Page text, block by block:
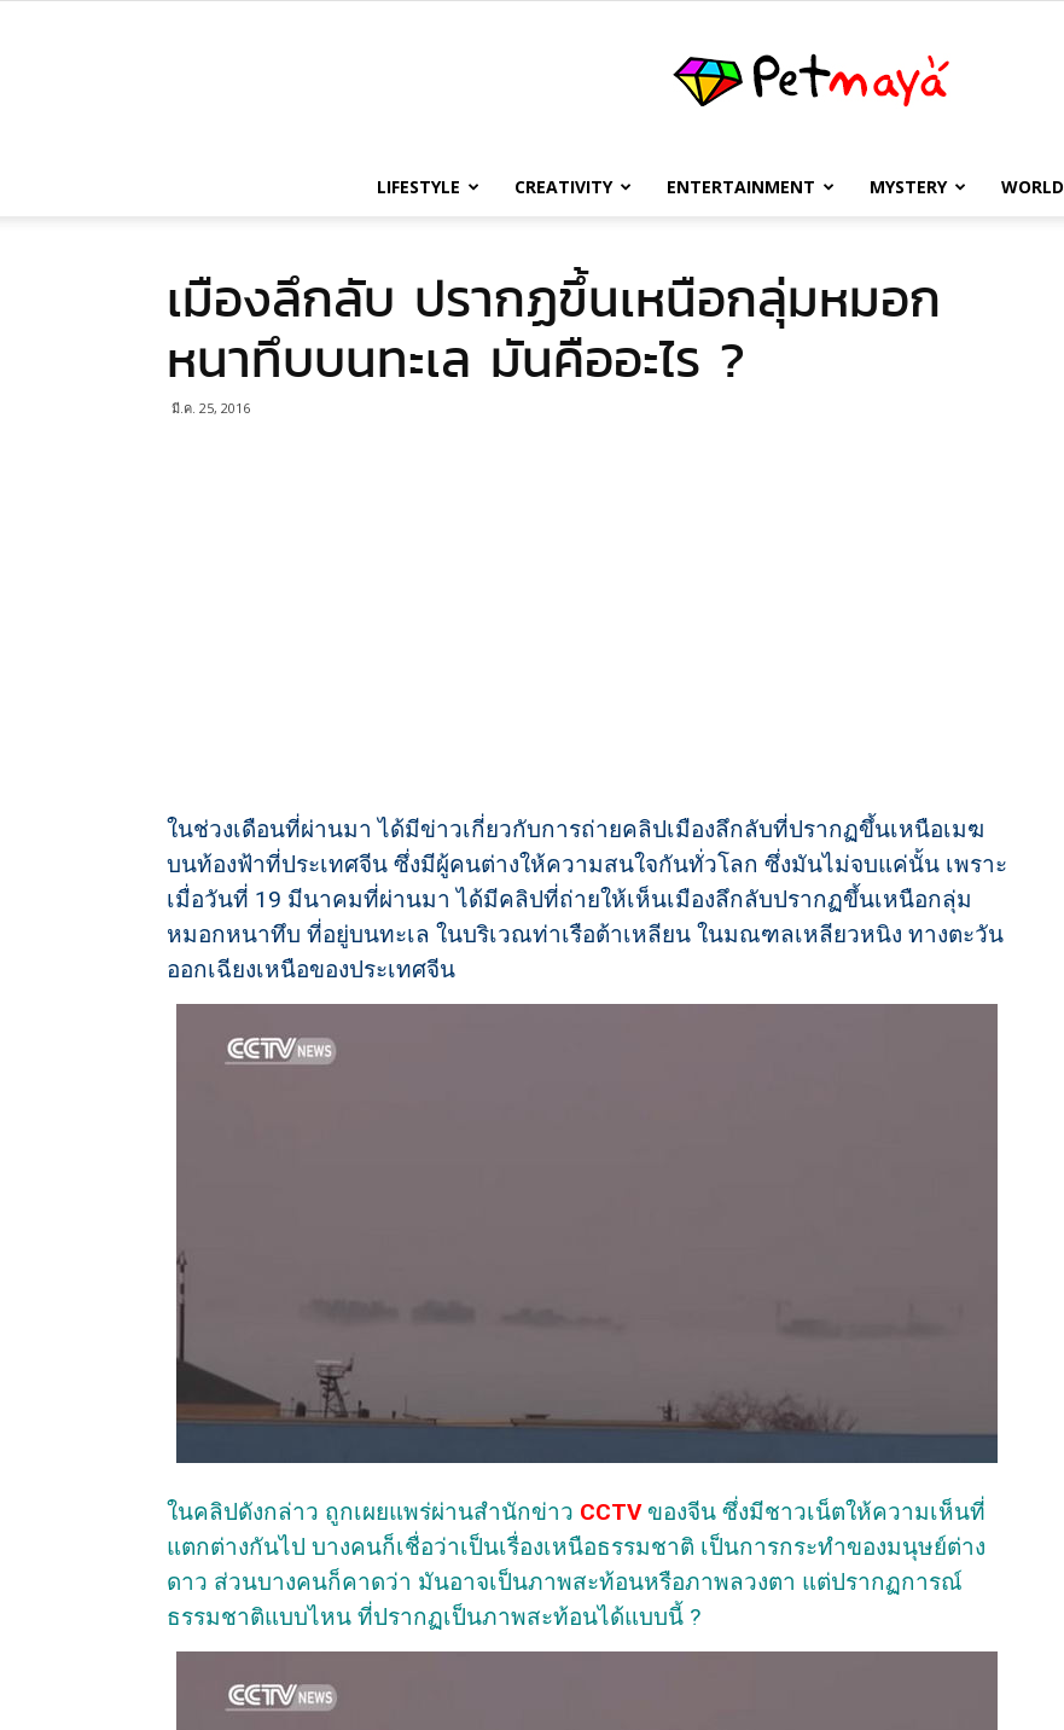
เพชร
LIFESTYLE CREATIVITY ENTERTAINMENT MYSTERY WORLD
เมืองลึกลับ ปรากฏขึ้นเหนือกลุ่มหมอก
หนาทึบบนทะเล มันคืออะไร ?
มี.ค. 25, 2016
ในช่วงเดือนที่ผ่านมา ได้มีข่าวเกี่ยวกับการถ่ายคลิปเมืองลึกลับที่ปรากฏขึ้นเหนือเมฆ
บนท้องฟ้าที่ประเทศจีน ซึ่งมีผู้คนต่างให้ความสนใจกันทั่วโลก ซึ่งมันไม่จบแค่นั้น เพราะ
เมื่อวันที่ 19 มีนาคมที่ผ่านมา ได้มีคลิปที่ถ่ายให้เห็นเมืองลึกลับปรากฏขึ้นเหนือกลุ่ม
หมอกหนาทึบ ที่อยู่บนทะเล ในบริเวณท่าเรือต้าเหลียน ในมณฑลเหลียวหนิง ทางตะวัน
ออกเฉียงเหนือของประเทศจีน
ในคลิปดังกล่าว ถูกเผยแพร่ผ่านสำนักข่าว CCTVของจีน ซึ่งมีชาวเน็ตให้ความเห็นที่
แตกต่างกันไป บางคนก็เชื่อว่าเป็นเรื่องเหนือธรรมชาติ เป็นการกระทำของมนุษย์ต่าง
ดาว ส่วนบางคนก็คาดว่า มันอาจเป็นภาพสะท้อนหรือภาพลวงตา แต่ปรากฏการณ์
ธรรมชาติแบบไหน ที่ปรากฏเป็นภาพสะท้อนได้แบบนี้ ?